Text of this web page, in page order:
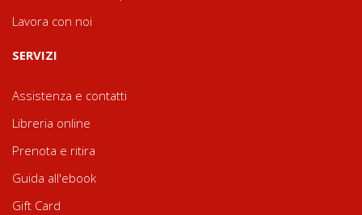
Lavora con noi
SERVIZI
Assistenza e contatti
Libreria online
Prenota e ritira
Guida all'ebook
Gift Card